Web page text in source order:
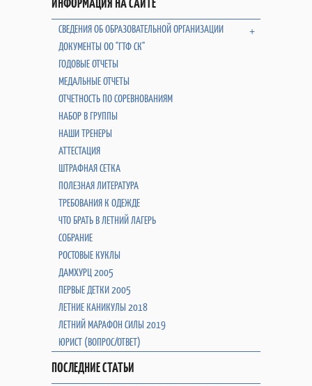
+
СВЕДЕНИЯ ОБ ОБРАЗОВАТЕЛЬНОЙ ОРГАНИЗАЦИИ
ДОКУМЕНТЫ ОО "ГТФ СК"
ГОДОВЫЕ ОТЧЕТЫ
МЕДАЛЬНЫЕ ОТЧЕТЫ
ОТЧЕТНОСТЬ ПО СОРЕВНОВАНИЯМ
НАБОР В ГРУППЫ
НАШИ ТРЕНЕРЫ
АТТЕСТАЦИЯ
ШТРАФНАЯ СЕТКА
ПОЛЕЗНАЯ ЛИТЕРАТУРА
ТРЕБОВАНИЯ К ОДЕЖДЕ
ЧТО БРАТЬ В ЛЕТНИЙ ЛАГЕРЬ
СОБРАНИЕ
РОСТОВЫЕ КУКЛЫ
ДАМХУРЦ 2005
ПЕРВЫЕ ДЕТКИ 2005
ЛЕТНИЕ КАНИКУЛЫ 2018
ЛЕТНИЙ МАРАФОН СИЛЫ 2019
ЮРИСТ (ВОПРОС/ОТВЕТ)
ПОСЛЕДНИЕ СТАТЬИ